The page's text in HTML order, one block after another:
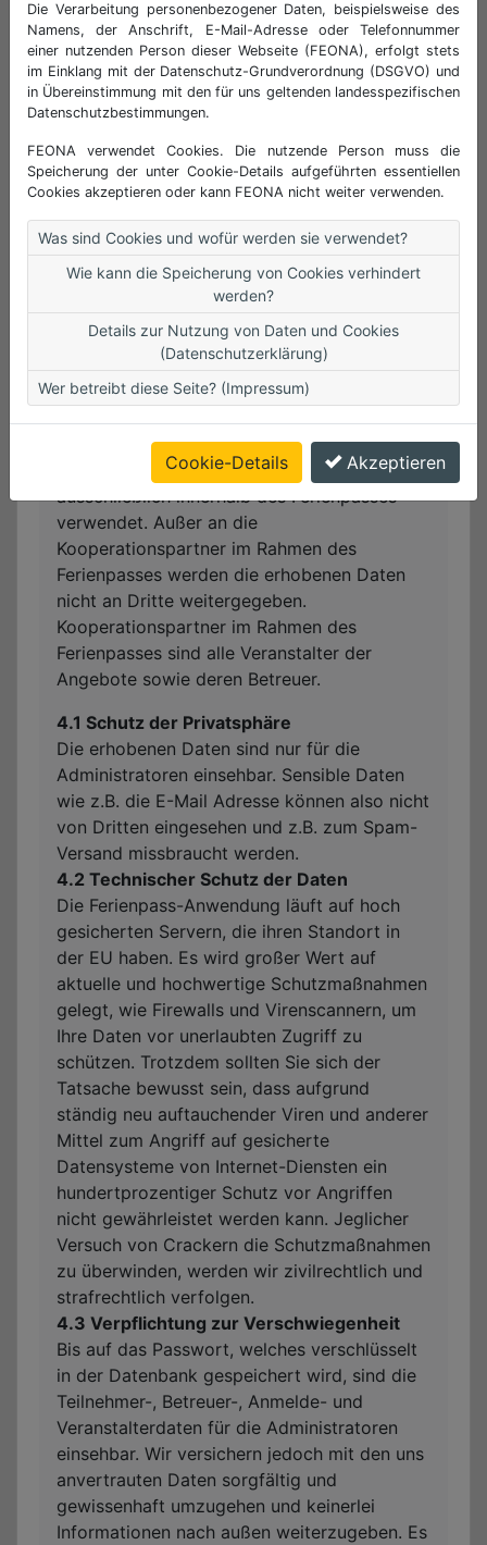
3.2 Cookies
Die Internetseiten verwenden an mehreren
Stellen so genannte Cookies. Sie dienen
dazu, unser Angebot nutzerfreundlicher,
effektiver und sicherer zu machen. Cookies
Rechner abgelegt werden und die Ihr
Browser speichert. Die von uns verwendeten
Cookies sind so genannte „Session-Cookies“
(.ASPXANONYMOUS und Fepa.2007). Sie
werden nach Ende Ihres Besuchs
automatisch gelöscht. Cookies richten auf
Ihrem Rechner keinen Schaden an und
enthalten keine Viren oder andere
Schadprogramme.
4. Schutz der Daten
Die gespeicherten Daten werden
ausschließlich innerhalb des Ferienpasses
verwendet. Außer an die
Kooperationspartner im Rahmen des
Ferienpasses werden die erhobenen Daten
nicht an Dritte weitergegeben.
Kooperationspartner im Rahmen des
Ferienpasses sind alle Veranstalter der
Angebote sowie deren Betreuer.
4.1 Schutz der Privatsphäre
Die erhobenen Daten sind nur für die
Administratoren einsehbar. Sensible Daten
wie z.B. die E-Mail Adresse können also nicht
von Dritten eingesehen und z.B. zum Spam-
Versand missbraucht werden.
4.2 Technischer Schutz der Daten
Die Ferienpass-Anwendung läuft auf hoch
gesicherten Servern, die ihren Standort in
der EU haben. Es wird großer Wert auf
aktuelle und hochwertige Schutzmaßnahmen
gelegt, wie Firewalls und Virenscannern, um
Ihre Daten vor unerlaubten Zugriff zu
schützen. Trotzdem sollten Sie sich der
Tatsache bewusst sein, dass aufgrund
ständig neu auftauchender Viren und anderer
Mittel zum Angriff auf gesicherte
Datensysteme von Internet-Diensten ein
hundertprozentiger Schutz vor Angriffen
nicht gewährleistet werden kann. Jeglicher
Versuch von Crackern die Schutzmaßnahmen
zu überwinden, werden wir zivilrechtlich und
strafrechtlich verfolgen.
4.3 Verpflichtung zur Verschwiegenheit
Bis auf das Passwort, welches verschlüsselt
in der Datenbank gespeichert wird, sind die
Teilnehmer-, Betreuer-, Anmelde- und
Veranstalterdaten für die Administratoren
einsehbar. Wir versichern jedoch mit den uns
anvertrauten Daten sorgfältig und
gewissenhaft umzugehen und keinerlei
Informationen nach außen weiterzugeben. Es
Die Verarbeitung personenbezogener Daten, beispielsweise des
Namens, der Anschrift, E-Mail-Adresse oder Telefonnummer
einer nutzenden Person dieser Webseite (FEONA), erfolgt stets
im Einklang mit der Datenschutz-Grundverordnung (DSGVO) und
in Übereinstimmung mit den für uns geltenden landesspezifischen
Datenschutzbestimmungen.
FEONA verwendet Cookies. Die nutzende Person muss die
Speicherung der unter Cookie-Details aufgeführten essentiellen
Cookies akzeptieren oder kann FEONA nicht weiter verwenden.
Was sind Cookies und wofür werden sie verwendet?
Wie kann die Speicherung von Cookies verhindert
werden?
Details zur Nutzung von Daten und Cookies
(Datenschutzerklärung)
Wer betreibt diese Seite? (Impressum)
Cookie-Details Akzeptieren